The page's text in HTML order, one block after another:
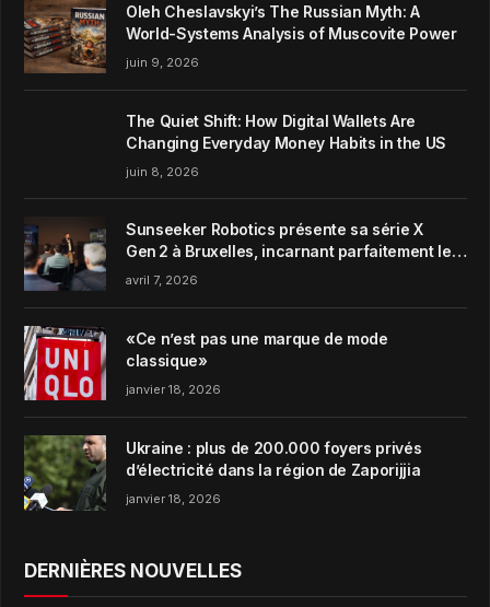
Oleh Cheslavskyi’s The Russian Myth: A
World-Systems Analysis of Muscovite Power
juin 9, 2026
The Quiet Shift: How Digital Wallets Are
Changing Everyday Money Habits in the US
juin 8, 2026
Sunseeker Robotics présente sa série X
Gen 2 à Bruxelles, incarnant parfaitement le
concept de Garden Harmony de la marque
avril 7, 2026
«Ce n’est pas une marque de mode
classique»
janvier 18, 2026
Ukraine : plus de 200.000 foyers privés
d’électricité dans la région de Zaporijjia
janvier 18, 2026
DERNIÈRES NOUVELLES